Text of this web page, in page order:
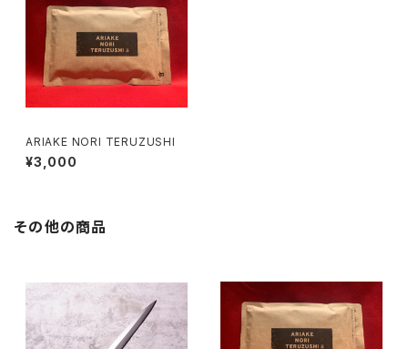
ARIAKE NORI TERUZUSHI
¥3,000
その他の商品